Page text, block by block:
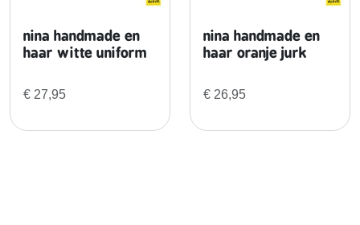
nina handmade en
haar witte uniform
€ 27,95
nina handmade en
haar oranje jurk
€ 26,95